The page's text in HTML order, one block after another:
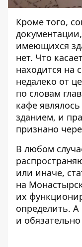
Кроме того,
имеющихся
нет. Что
находится на
недалеко от
по словам
кафе
зданием, и
признано
В любом
или иначе,
на
их
определить.
и